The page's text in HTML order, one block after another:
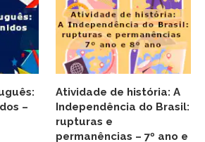
–
Atividade de história: A
Independência do Brasil:
rupturas e
permanências – 7º ano e